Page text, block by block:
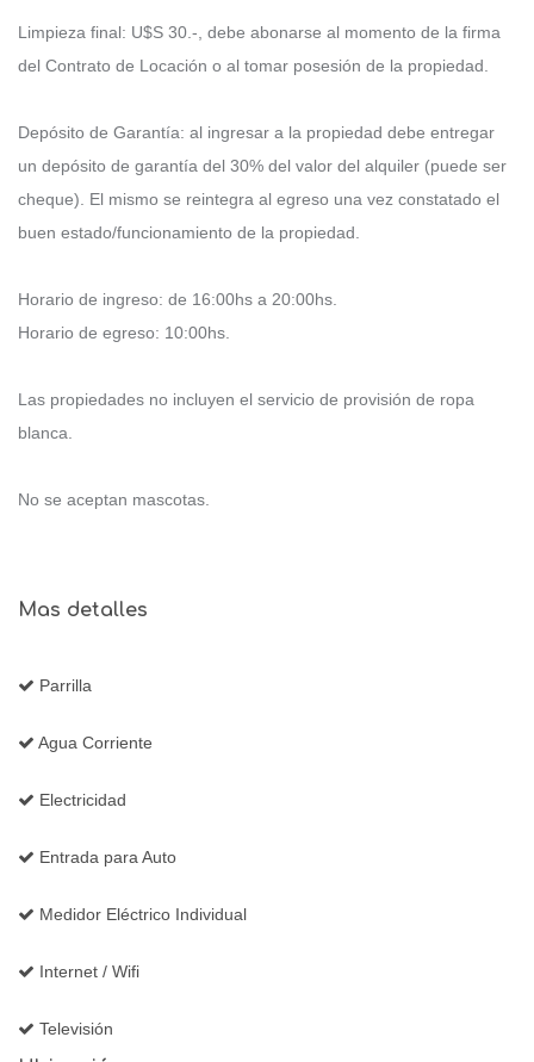
Limpieza final: U$S 30.-, debe abonarse al momento de la firma
del Contrato de Locación o al tomar posesión de la propiedad.
Depósito de Garantía: al ingresar a la propiedad debe entregar
un depósito de garantía del 30% del valor del alquiler (puede ser
cheque). El mismo se reintegra al egreso una vez constatado el
buen estado/funcionamiento de la propiedad.
Horario de ingreso: de 16:00hs a 20:00hs.
Horario de egreso: 10:00hs.
Las propiedades no incluyen el servicio de provisión de ropa
blanca.
No se aceptan mascotas.
Mas detalles
Parrilla
Agua Corriente
Electricidad
Entrada para Auto
Medidor Eléctrico Individual
Internet / Wifi
Televisión